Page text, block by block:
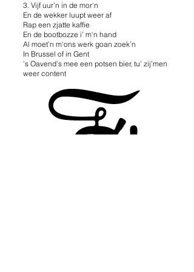
3. Vijf uur’n in de mor‘n
En de wekker luupt weer af
Rap een zjatte kaffie
En de bootbozze i’ m‘n hand
Al moet’n m‘ons werk goan zoek’n
In Brussel of in Gent
’s Oavend’s mee een potsen bier, tu’ zij’men
weer content